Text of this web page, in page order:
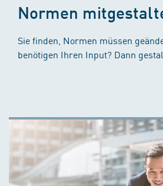
Normen
Sie finden, Normen müssen
benötigen Ihren Input? Dann